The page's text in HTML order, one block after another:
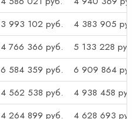
3 993 102 руб.
4 383 905 руб.
4 766 366 руб.
5 133 228 руб.
6 584 359 руб.
6 909 864 руб.
4 562 538 руб.
4 938 458 руб.
4 264 899 руб.
4 628 693 руб.